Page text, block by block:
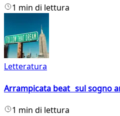
1 min di lettura
Letteratura
Arrampicata beat sul sogno
1 min di lettura